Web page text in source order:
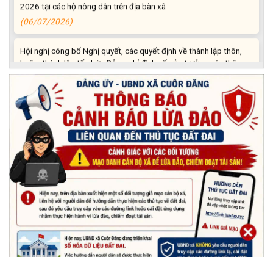
buôn, thành lập tổ chức Đảng, chỉ định cấp ủy, trưởng các thôn,
buôn, trưởng Ban công tác Mặt trận các thôn, buôn
(03/07/2026)
Xã Cuôr Đăng đã tổ chức lễ kỷ niệm 85 năm Ngày truyền thống
Người cao tuổi Việt Nam (06/06/1941-06/06/2026) và tổ
chức mừng thọ, chúc thọ Người cao tuổi trên địa bàn xã.
(05/06/2026)
PHÁT ĐỘNG THAM GIA CUỘC THI “ỨNG DỤNG TRÍ TUỆ NHÂN
TẠO VÀO CUỘC SỐNG – AI FOR LIFE 2026” TRÊN ĐỊA BÀN
TỈNH ĐẮK LẮK
(29/05/2026)
Nhiệt liệt chào mừng Ngày Khoa học, Công nghệ và Đổi mới